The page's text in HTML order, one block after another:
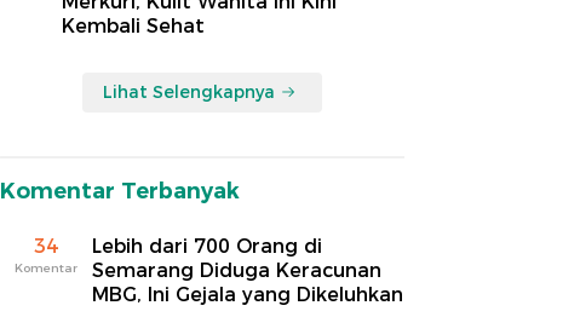
Kembali Sehat
Lihat Selengkapnya
Komentar Terbanyak
34
Komentar
Lebih dari 700 Orang di
Semarang Diduga Keracunan
MBG, Ini Gejala yang Dikeluhkan